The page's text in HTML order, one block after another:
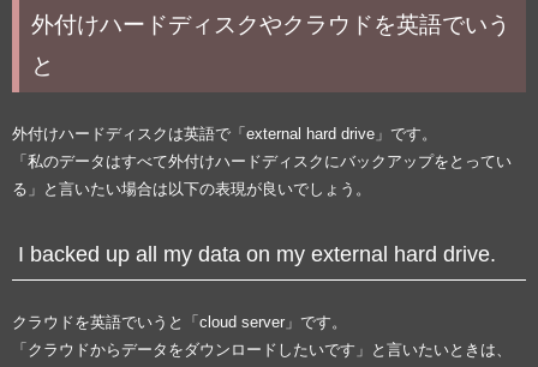
外付けハードディスクやクラウドを英語でいう
と
外付けハードディスクは英語で「external hard drive」です。
「私のデータはすべて外付けハードディスクにバックアップをとってい
る」と言いたい場合は以下の表現が良いでしょう。
I backed up all my data on my external hard drive.
クラウドを英語でいうと「cloud server」です。
「クラウドからデータをダウンロードしたいです」と言いたいときは、